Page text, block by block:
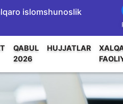
islomshunoslik
QABUL
2026
HUJJATLAR